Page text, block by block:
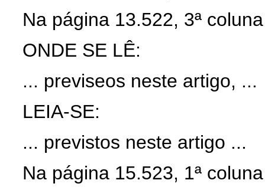
Na página 13.522, 3ª
ONDE SE LÊ:
... previseos neste artigo, ...
LEIA-SE:
... previstos neste artigo ...
Na página 15.523, 1ª